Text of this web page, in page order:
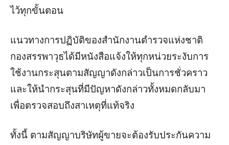
ไว้ทุกขั้นตอน
แนวทางการปฏิบัติของสำนักงานตำรวจแห่งชาติ
กองสรรพาวุธได้มีหนังสือแจ้งให้ทุกหน่วยระงับการ
ใช้งานกระสุนตามสัญญาดังกล่าวเป็นการชั่วคราว
และให้นำกระสุนที่มีปัญหาดังกล่าวทั้งหมดกลับมา
เพื่อตรวจสอบถึงสาเหตุที่แท้จริง
ทั้งนี้ ตามสัญญาบริษัทผู้ขายจะต้องรับประกันความ